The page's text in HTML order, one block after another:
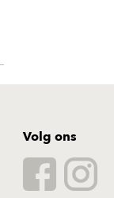
Volg ons